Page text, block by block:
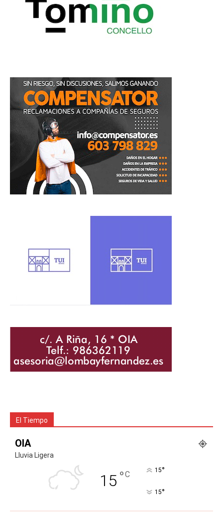
El Tiempo
OIA
Lluvia Ligera
15 °C 15°
15°